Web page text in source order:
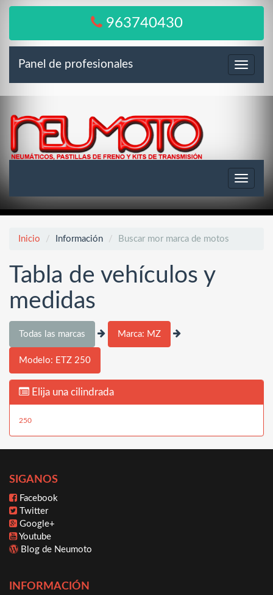
963740430
Menú
Panel de profesionales
Toggle
Inicio Información Buscar mor marca de motos
Tabla de vehículos y
medidas
Todas las marcas Marca: MZ
Modelo: ETZ 250
Elija una cilindrada
250
SIGANOS
Facebook
Twitter
Google+
Youtube
Blog de Neumoto
INFORMACIÓN